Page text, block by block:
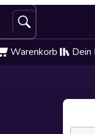
Warenkorb Dein